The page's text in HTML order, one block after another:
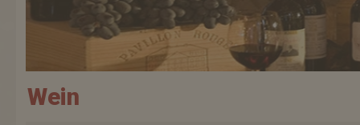
Wein